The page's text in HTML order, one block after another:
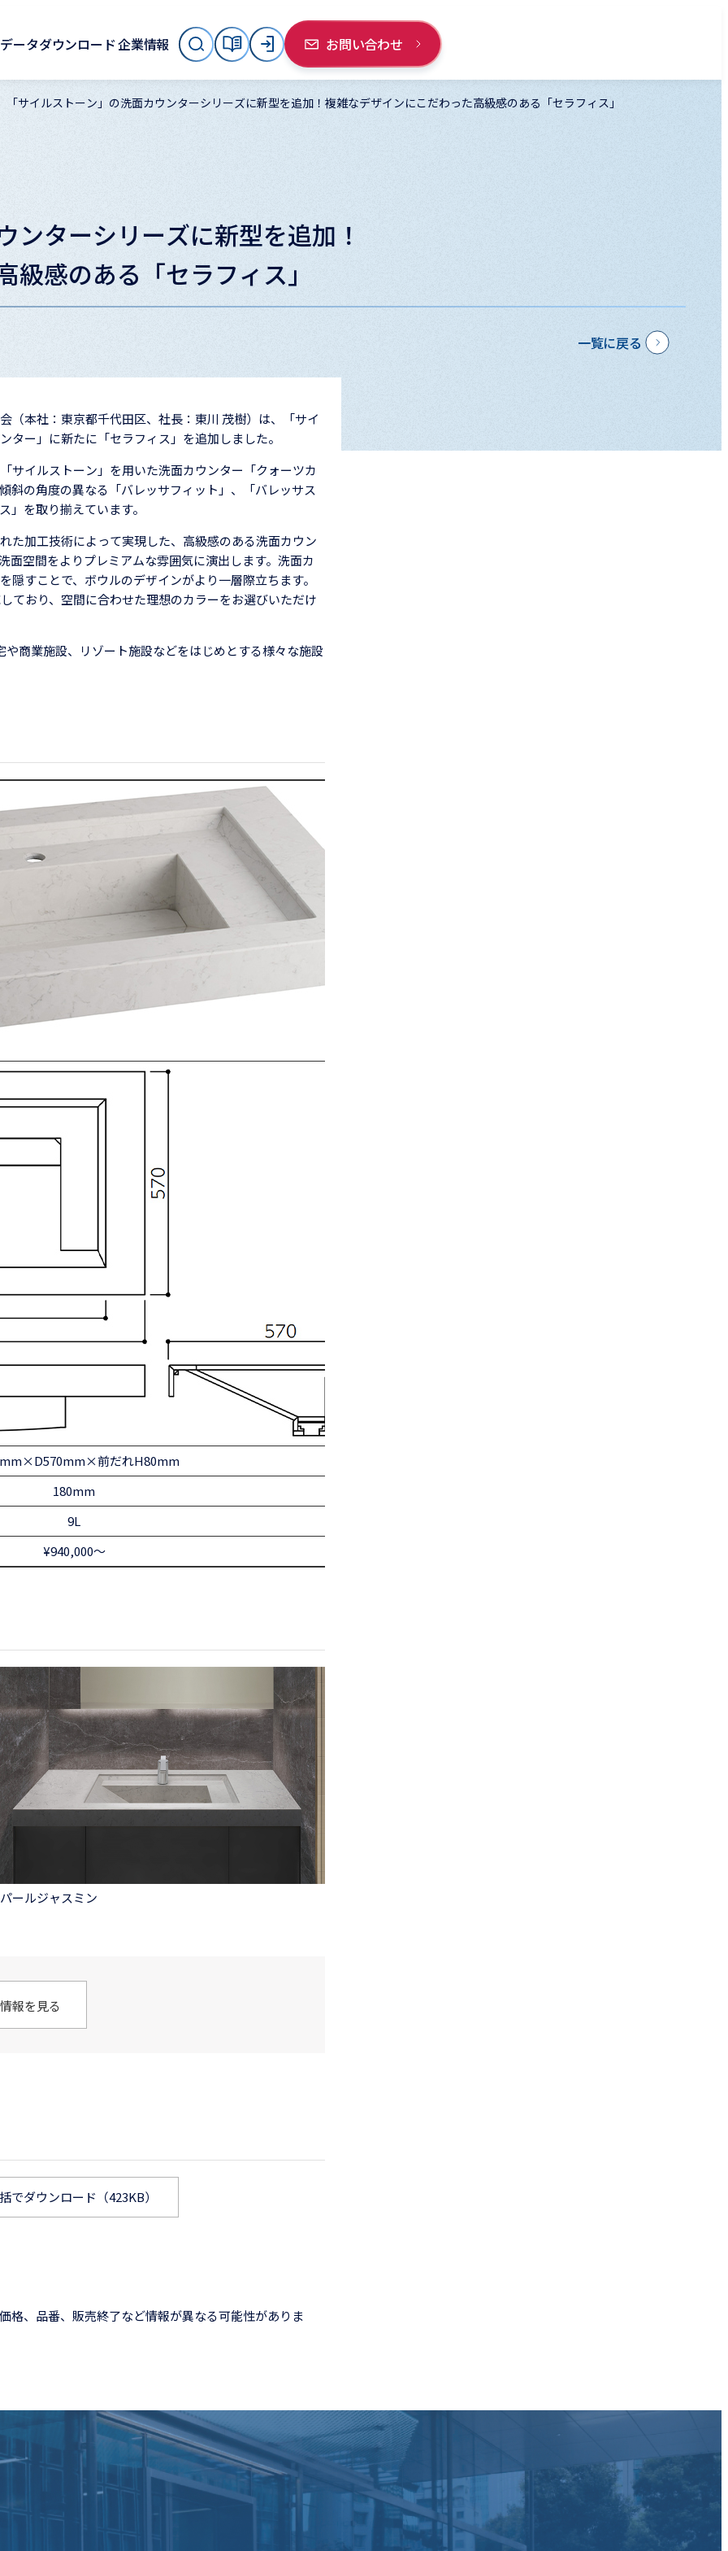
データダウンロード企業情報 お問い合わせ
「サイルストーン」の洗面カウンターシリーズに新型を追加！複雑なデザインにこだわった高級感のある「セラフィス」
ターシリーズに新型を追加！
感のある「セラフィス」
一覧に戻る
本社：東京都千代田区、社長：東川 茂樹）は、「サイ
ー」に新たに「セラフィス」を追加しました。
イルストーン」を用いた洗面カウンター「クォーツカ
斜の角度の異なる「バレッサフィット」、「バレッサス
を取り揃えています。
加工技術によって実現した、高級感のある洗面カウン
空間をよりプレミアムな雰囲気に演出します。洗面カ
すことで、ボウルのデザインがより一層際立ちます。
ており、空間に合わせた理想のカラーをお選びいただけ
商業施設、リゾート施設などをはじめとする様々な施設
前だれH80mm
180mm
9L
¥940,000～
パールジャスミン
報を見る
でダウンロード（423KB）
、品番、販売終了など情報が異なる可能性がありま